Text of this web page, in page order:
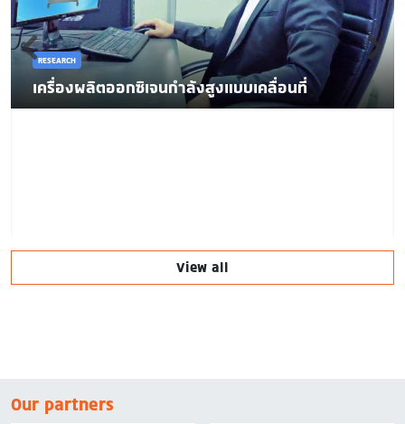
RESEARCH
เครื่องผลิตออกซิเจนกำลังสูงแบบเคลื่อนที่
View all
Our partners